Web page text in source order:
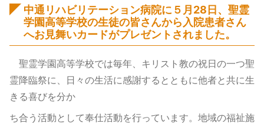
中通リハビリテーション病院に５月28日、聖霊
学園高等学校の生徒の皆さんから入院患者さん
へお見舞いカードがプレゼントされました。
聖霊学園高等学校では毎年、キリスト教の祝日の一つ聖
霊降臨祭に、日々の生活に感謝するとともに他者と共に生
きる喜びを分か
ち合う活動として奉仕活動を行っています。地域の福祉施